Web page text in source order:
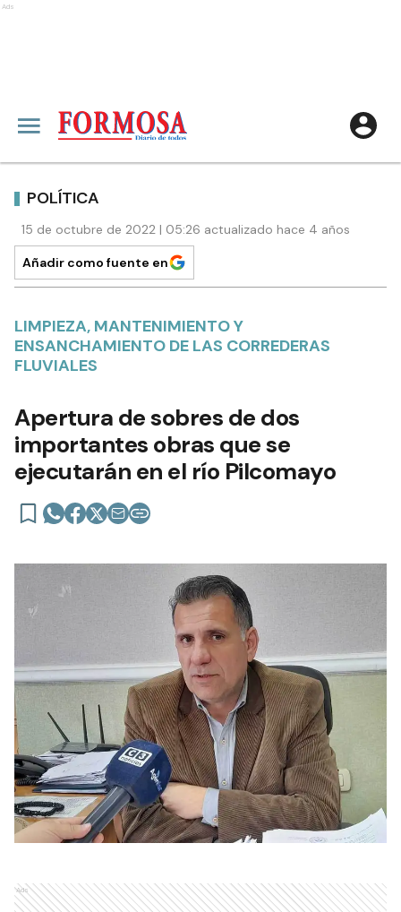
Ads
POLÍTICA
15 de octubre de 2022 | 05:26 actualizado hace 4 años
Añadir como fuente en
LIMPIEZA, MANTENIMIENTO Y
ENSANCHAMIENTO DE LAS CORREDERAS
FLUVIALES
Apertura de sobres de dos
importantes obras que se
ejecutarán en el río Pilcomayo
Ads